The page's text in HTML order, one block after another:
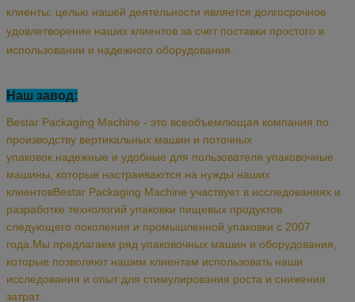
клиенты: целью нашей деятельности является долгосрочное
удовлетворение наших клиентов за счет поставки простого в
использовании и надежного оборудования.
Наш завод:
Bestar Packaging Machine - это всеобъемлющая компания по
производству вертикальных машин и поточных
упаковок.надежные и удобные для пользователя упаковочные
машины, которые настраиваются на нужды наших
клиентовBestar Packaging Machine участвует в исследованиях и
разработке технологий упаковки пищевых продуктов
следующего поколения и промышленной упаковки с 2007
года.Мы предлагаем ряд упаковочных машин и оборудования,
которые позволяют нашим клиентам использовать наши
исследования и опыт для стимулирования роста и снижения
затрат.